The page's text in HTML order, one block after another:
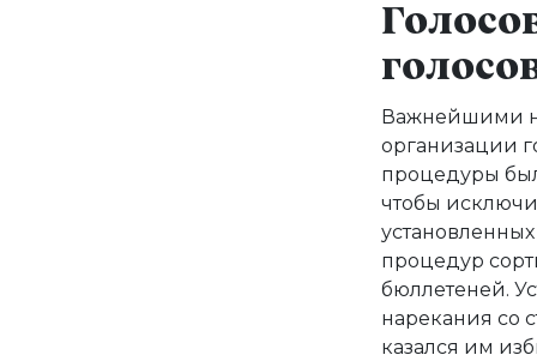
Важнейшими
организации
процедуры
чтобы
процедур
бюллетеней.
нарекания со
казался им